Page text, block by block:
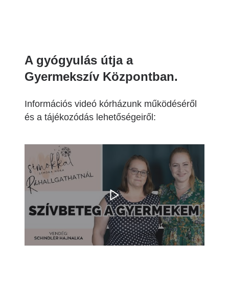
A gyógyulás útja a
Gyermekszív Központban.
Információs videó kórházunk működéséről
és a tájékozódás lehetőségeiről: